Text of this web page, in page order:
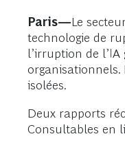
Paris—Le
technologie de
l’irruption de
isolées.
Deux rapports
Consultables en